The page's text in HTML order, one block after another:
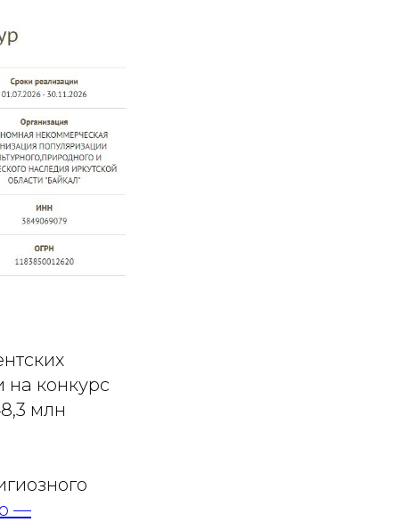
на конкурс
млн
—